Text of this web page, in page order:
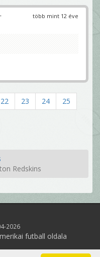
több mint 12 éve
22 23 24
25
Redskins
2026
futball oldala